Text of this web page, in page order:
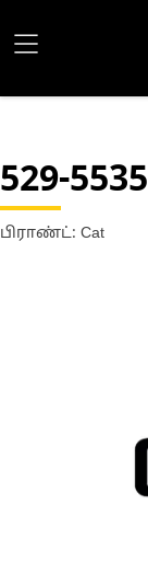
529-5535
பிராண்ட்: Cat